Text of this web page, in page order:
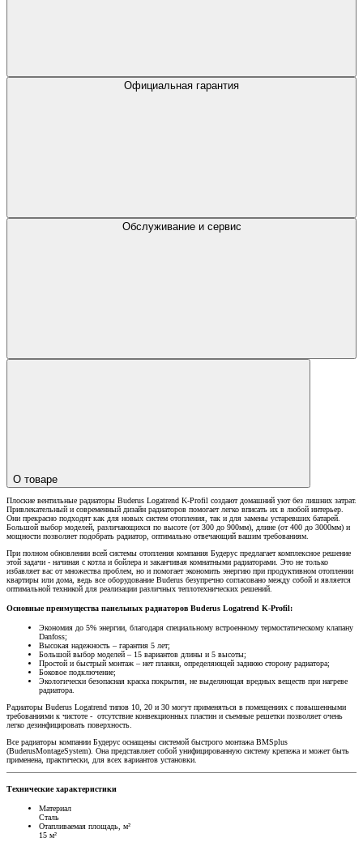
Официальная гарантия
Обслуживание и сервис
О товаре
Плоские вентильные радиаторы Buderus Logatrend K-Profil создают домашний уют без лишних затрат.
Привлекательный и современный дизайн радиаторов помогает легко вписать их в любой интерьер.
Они прекрасно подходят как для новых систем отопления, так и для замены устаревших батарей.
Большой выбор моделей, различающихся по высоте (от 300 до 900мм), длине (от 400 до 3000мм) и
мощности позволяет подобрать радиатор, оптимально отвечающий вашим требованиям.
При полном обновлении всей системы отопления компания Будерус предлагает комплексное решение
этой задачи - начиная с котла и бойлера и заканчивая комнатными радиаторами. Это не только
избавляет вас от множества проблем, но и помогает экономить энергию при продуктивном отоплении
квартиры или дома, ведь все оборудование Buderus безупречно согласовано между собой и является
оптимальной техникой для реализации различных теплотехнических решений.
Основные преимущества панельных радиаторов Buderus Logatrend K-Profil:
Экономия до 5% энергии, благодаря специальному встроенному термостатическому клапану
Danfoss;
Высокая надежность – гарантия 5 лет;
Большой выбор моделей – 15 вариантов длины и 5 высоты;
Простой и быстрый монтаж – нет планки, определяющей заднюю сторону радиатора;
Боковое подключение;
Экологически безопасная краска покрытия, не выделяющая вредных веществ при нагреве
радиатора.
Радиаторы Buderus Logatrend типов 10, 20 и 30 могут применяться в помещениях с повышенными
требованиями к чистоте - отсутствие конвекционных пластин и съемные решетки позволяет очень
легко дезинфицировать поверхность.
Все радиаторы компании Будерус оснащены системой быстрого монтажа BMSplus
(BuderusMontageSystem). Она представляет собой унифицированную систему крепежа и может быть
применена, практически, для всех вариантов установки.
Технические характеристики
Материал
Сталь
Отапливаемая площадь, м²
15 м²